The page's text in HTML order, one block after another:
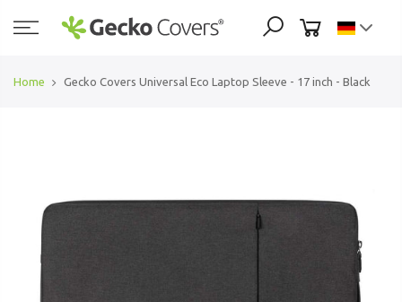
Inhalt
Home Gecko Covers Universal Eco Laptop Sleeve - 17 inch - Black